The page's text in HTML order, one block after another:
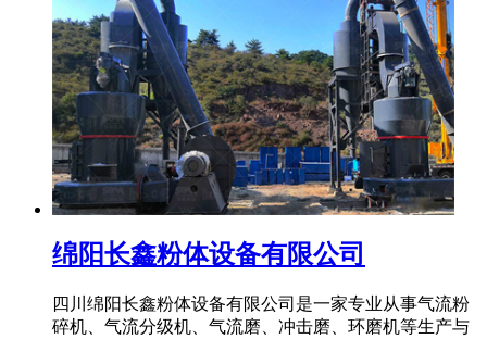
绵阳长鑫粉体设备有限公司
四川绵阳长鑫粉体设备有限公司是一家专业从事气流粉
碎机、气流分级机、气流磨、冲击磨、环磨机等生产与